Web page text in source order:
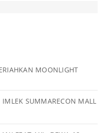
MOONLIGHT
IMLEK SUMMARECON MALL